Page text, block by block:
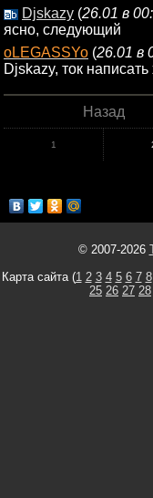
Djskazy (26.01 в
ясно, следующий
oLEGASSYo (26.01 в
Djskazy, ток написать
Назад
1
© 2007-2026
Карта сайта (1 2 3 4 5 6 7 8
25 26 27 28